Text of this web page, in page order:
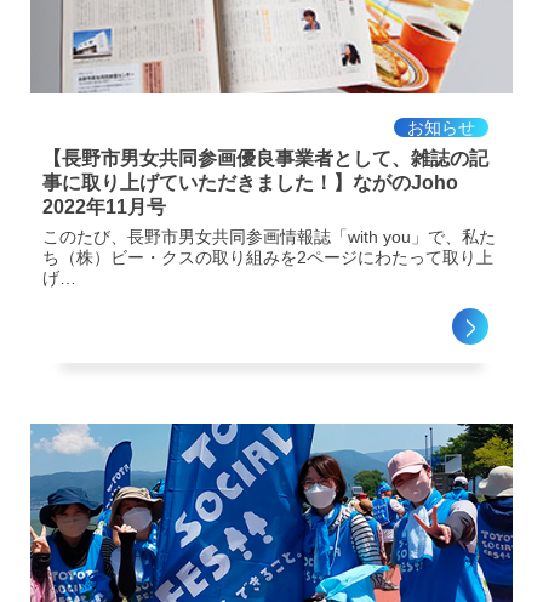
お知らせ
【長野市男女共同参画優良事業者として、雑誌の記
事に取り上げていただきました！】ながのJoho
2022年11月号
このたび、長野市男女共同参画情報誌「with you」で、私た
ち（株）ビー・クスの取り組みを2ページにわたって取り上
げ…